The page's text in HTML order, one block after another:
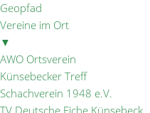
Geopfad
Vereine im Ort
▼
AWO Ortsverein
Künsebecker Treff
Schachverein 1948 e.V.